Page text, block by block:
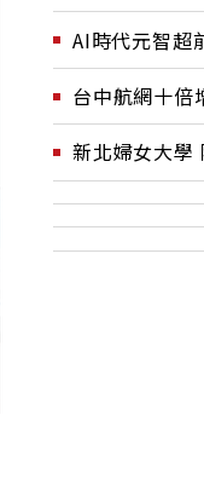
AI時代元智超
台中航網十倍
新北婦女大學